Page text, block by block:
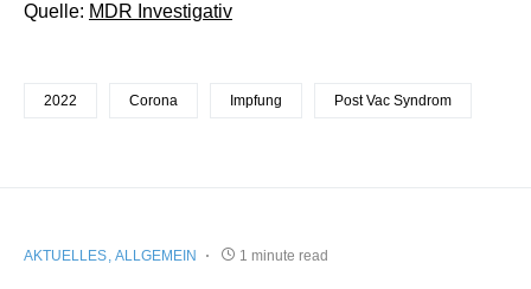
Quelle: MDR Investigativ
2022 Corona Impfung Post Vac Syndrom
AKTUELLES ALLGEMEIN 1 minute read